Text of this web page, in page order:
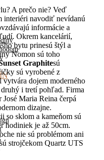
A prečo nie? Veď
interiéri navodiť nevídanú
informácie a
Okrem kancelárií,
bytu prinesú štýl a
Nomon sú toho
Graphitesú
sú vyrobené z
vytvára dojem moderného
i tretí pohľad. Firma
Maria Reina čerpá
dizajne.
so sklom a kameňom sú
hodiniek je až 50cm.
nie sú problémom ani
strojčekom Quartz UTS